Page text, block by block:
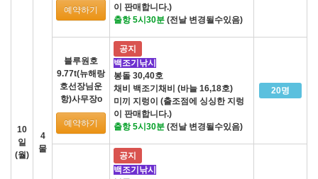
10
일
(월)
4
물
예약하기
이 판매합니다.)
출항 5시30분 (전날 변경될수있음)
블루원호
9.77t(뉴해랑
호선장님운
항)사무장o
예약하기
공지
백조기낚시
봉돌 30,40호
채비 백조기채비 (바늘 16,18호)
미끼 지렁이 (출조점에 싱싱한 지렁
이 판매합니다.)
출항 5시30분 (전날 변경될수있음)
20명
공지
백조기낚시